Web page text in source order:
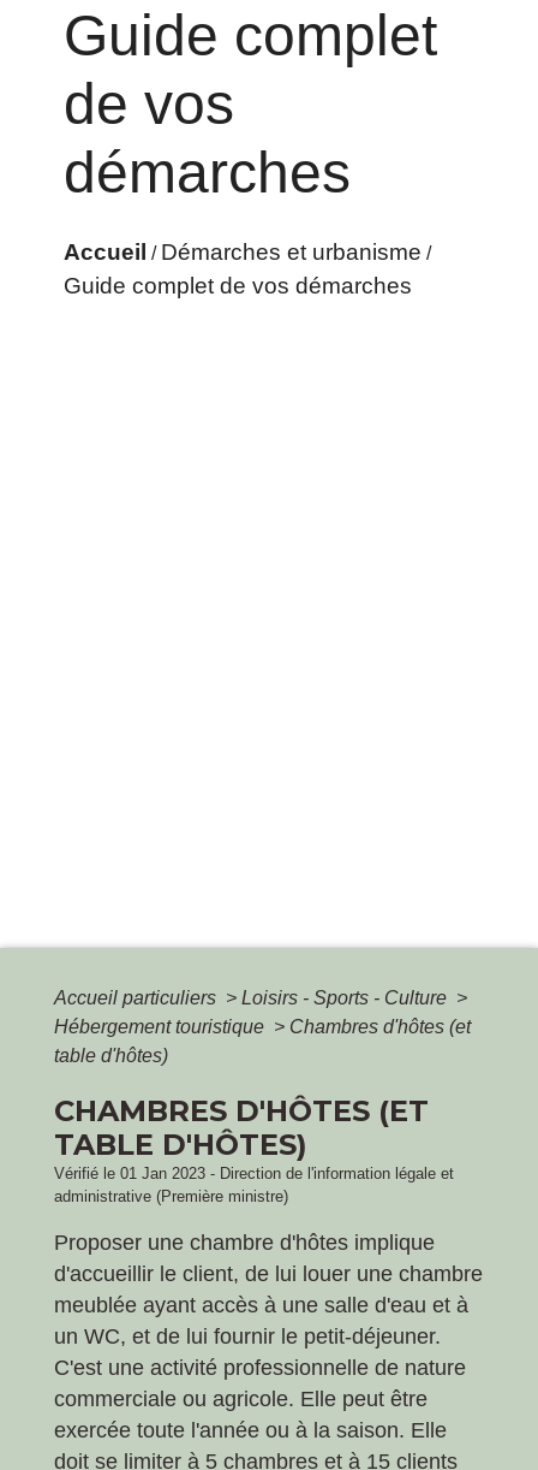
Guide complet
de vos
démarches
Accueil / Démarches et urbanisme /
Guide complet de vos démarches
Accueil particuliers > Loisirs - Sports - Culture >
Hébergement touristique > Chambres d'hôtes (et
table d'hôtes)
CHAMBRES D'HÔTES (ET
TABLE D'HÔTES)
Vérifié le 01 Jan 2023 - Direction de l'information légale et
administrative (Première ministre)
Proposer une chambre d'hôtes implique
d'accueillir le client, de lui louer une chambre
meublée ayant accès à une salle d'eau et à
un WC, et de lui fournir le petit-déjeuner.
C'est une activité professionnelle de nature
commerciale ou agricole. Elle peut être
exercée toute l'année ou à la saison. Elle
doit se limiter à 5 chambres et à 15 clients